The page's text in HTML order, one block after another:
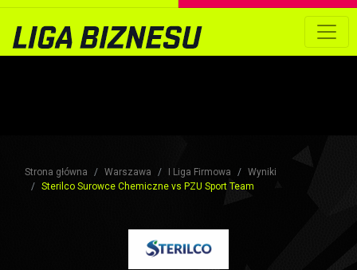
Strona główna Warszawa I Liga Firmowa
Wyniki
Sterilco Surowce Chemiczne vs PZU Sport Team